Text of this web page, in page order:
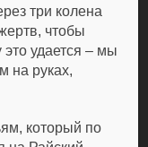
три колена
чтобы
удается – мы
на руках,
который по